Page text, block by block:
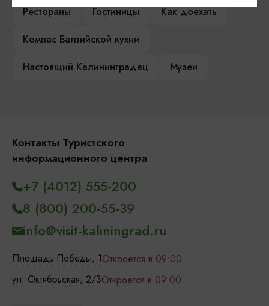
Рестораны
Гостиницы
Как доехать
Компас Балтийской кухни
Настоящий Калининградец
Музеи
Контакты Туристского
информационного центра
Площадь Победы, 1Откроется в 09:00
ул. Октябрьская, 2/3Откроется в 09:00
+7 (4012) 555-200
8 (800) 200-55-39
info@visit-kaliningrad.ru